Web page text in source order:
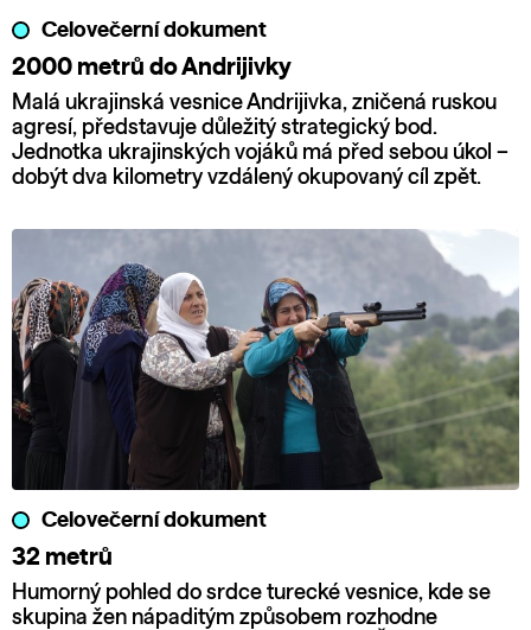
Celovečerní dokument
2000 metrů do Andrijivky
Malá ukrajinská vesnice Andrijivka, zničená ruskou
agresí, představuje důležitý strategický bod.
Jednotka ukrajinských vojáků má před sebou úkol –
dobýt dva kilometry vzdálený okupovaný cíl zpět.
Celovečerní dokument
32 metrů
Humorný pohled do srdce turecké vesnice, kde se
skupina žen nápaditým způsobem rozhodne